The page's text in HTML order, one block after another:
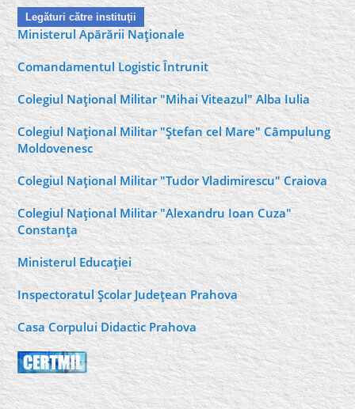
Legături către instituţii
Ministerul Apărării Naţionale
Comandamentul Logistic Întrunit
Colegiul Naţional Militar "Mihai Viteazul" Alba Iulia
Colegiul Naţional Militar "Ştefan cel Mare" Câmpulung
Moldovenesc
Colegiul Naţional Militar "Tudor Vladimirescu" Craiova
Colegiul Naţional Militar "Alexandru Ioan Cuza"
Constanţa
Ministerul Educaţiei
Inspectoratul Şcolar Judeţean Prahova
Casa Corpului Didactic Prahova